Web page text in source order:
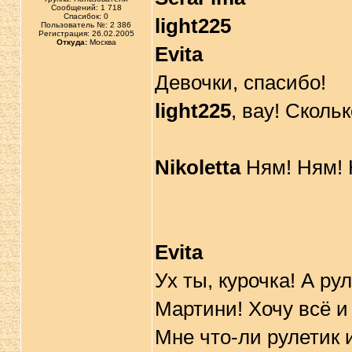
Сообщений: 1 718
Спасибок: 0
Пользователь №: 2 386
Регистрация: 26.02.2005
Откуда:Москва
light225
Evita
Девочки, спасибо!
light225, вау!
NikolettaНям! Ням!
Evita
Ух ты, курочка! А
Мартини! Хочу всё
Мне что-ли рулетик